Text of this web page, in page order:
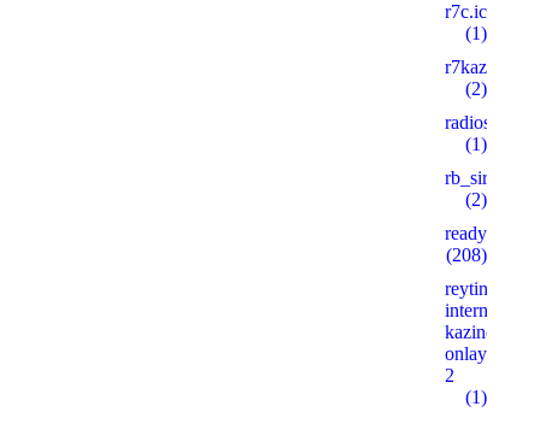
r7c.icu
(1)
r7kazino.life
(2)
(1)
rb_siralan
(2)
ready_text
(208)
reyting-
internet-
kazino-
onlayn.xyz
2
(1)